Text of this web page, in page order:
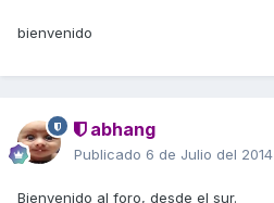
bienvenido
abhang
Publicado 6 de Julio del 2014
Bienvenido al foro, desde el sur.